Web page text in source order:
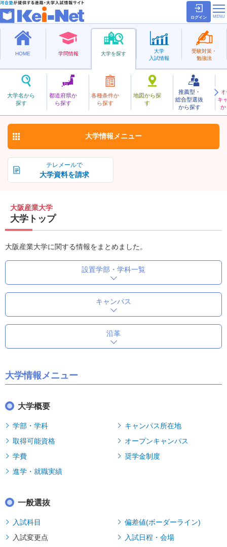
ログイン
HOME 学問情報 大学を探す
大学名から
探す
都道府県か
ら探す
各種条件か
ら探す
地図から探
す
推薦型・
総合型選抜
から探す
キ
か
大学
入試情報
受験対策・
勉強法
私立
おおさかさんぎょう
大阪産業大学 お気に入り
テレメールで
大学資料を請求
大学情報 メニュー
大阪産業大学
大学トップ
大阪産業大学に関する情報をまとめました。
設置学部・学科一覧
キャンパス
沿革
大学情報メニュー
大学概要
学部・学科
キャンパス所在地
取得可能資格
オープンキャンパス
学費
奨学金制度
進学・就職実績
一般選抜
入試科目
偏差値(ボーダーライン)
入試変更点
入試日程・会場